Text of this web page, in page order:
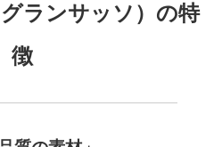
グランサッソ）の特
徴